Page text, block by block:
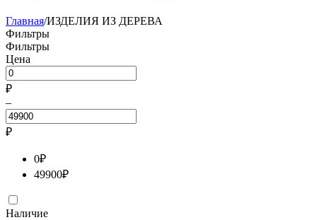
Главная/ИЗДЕЛИЯ ИЗ ДЕРЕВА
Фильтры
Фильтры
Цена
₽
–
₽
0₽
49900₽
Наличие